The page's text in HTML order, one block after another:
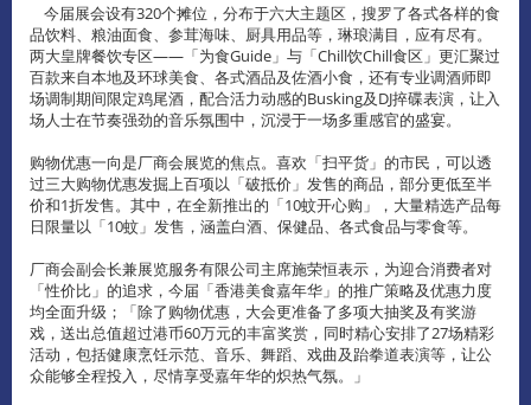
今届展会设有320个摊位，分布于六大主题区，搜罗了各式各样的食
品饮料、粮油面食、参茸海味、厨具用品等，琳琅满目，应有尽有。
两大皇牌餐饮专区——「为食Guide」与「Chill饮Chill食区」更汇聚过
百款来自本地及环球美食、各式酒品及佐酒小食，还有专业调酒师即
场调制期间限定鸡尾酒，配合活力动感的Busking及DJ捽碟表演，让入
场人士在节奏强劲的音乐氛围中，沉浸于一场多重感官的盛宴。
购物优惠一向是厂商会展览的焦点。喜欢「扫平货」的市民，可以透
过三大购物优惠发掘上百项以「破抵价」发售的商品，部分更低至半
价和1折发售。其中，在全新推出的「10蚊开心购」，大量精选产品每
日限量以「10蚊」发售，涵盖白酒、保健品、各式食品与零食等。
厂商会副会长兼展览服务有限公司主席施荣恒表示，为迎合消费者对
「性价比」的追求，今届「香港美食嘉年华」的推广策略及优惠力度
均全面升级；「除了购物优惠，大会更准备了多项大抽奖及有奖游
戏，送出总值超过港币60万元的丰富奖赏，同时精心安排了27场精彩
活动，包括健康烹饪示范、音乐、舞蹈、戏曲及跆拳道表演等，让公
众能够全程投入，尽情享受嘉年华的炽热气氛。」